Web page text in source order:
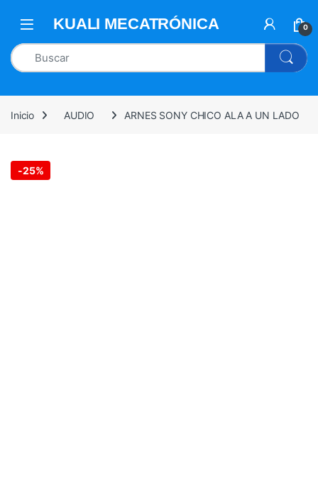
0
Inicio AUDIO ARNES SONY CHICO ALA A UN LADO
-25%